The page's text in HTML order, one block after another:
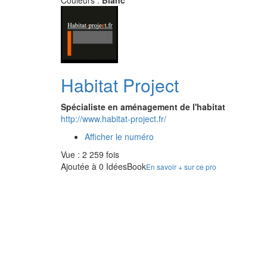
Habitat Project
Spécialiste en aménagement de l'habitat
http://www.habitat-project.fr/
Afficher le numéro
Vue : 2 259 fois
Ajoutée à 0 IdéesBookEn savoir + sur ce pro